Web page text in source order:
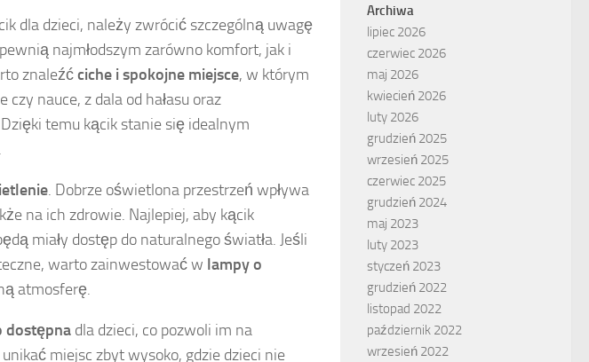
dla dzieci, należy zwrócić szczególną uwagę
najmłodszym zarówno komfort, jak i
znaleźćciche i spokojne miejsce, w którym
czy nauce, z dala od hałasu oraz
temu kącik stanie się idealnym
. Dobrze oświetlona przestrzeń wpływa
na ich zdrowie. Najlepiej, aby kącik
miały dostęp do naturalnego światła. Jeśli
warto zainwestować w lampy o
atmosferę.
dostępna dla dzieci, co pozwoli im na
miejsc zbyt wysoko, gdzie dzieci nie
Archiwa
lipiec 2026
czerwiec 2026
maj 2026
kwiecień 2026
luty 2026
grudzień 2025
wrzesień 2025
czerwiec 2025
grudzień 2024
maj 2023
luty 2023
styczeń 2023
grudzień 2022
listopad 2022
październik 2022
wrzesień 2022